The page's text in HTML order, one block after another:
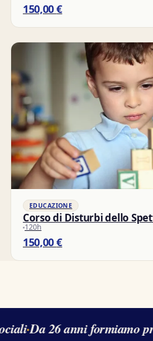
150,00€
EDUCAZIONE
Corso di Disturbi dello
120h
150,00€
·Da 26 anni formiamo